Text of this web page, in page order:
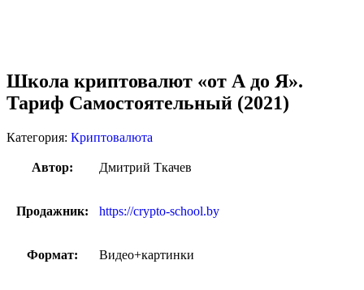
Школа криптовалют «от А до Я».
Тариф Самостоятельный (2021)
Категория: Криптовалюта
Автор: Дмитрий Ткачев
Продажник: https://crypto-school.by
Формат: Видео+картинки